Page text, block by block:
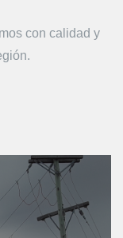
con calidad y